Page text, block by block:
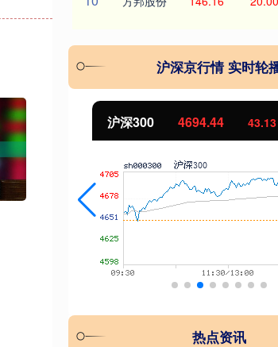
沪深京行情 实时轮
1.42% 沪深300 4694.44 43.13
热点资讯